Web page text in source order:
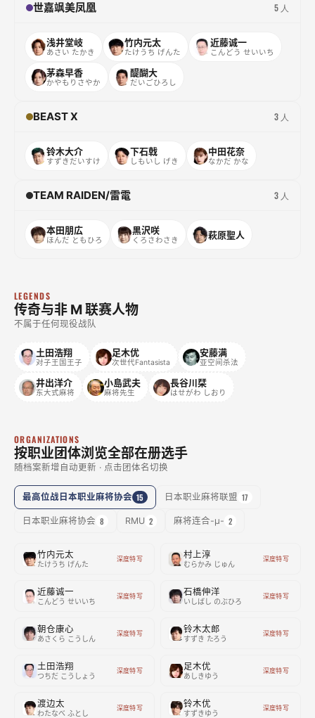
世嘉飒美凤凰 5 人
浅井堂岐
あさい たかき
竹内元太
たけうち げんた
近藤诚一
こんどう せいいち
茅森早香
かやもりさやか
醍醐大
だいごひろし
BEAST X 3 人
铃木大介
すずきだいすけ
下石戟
しもいし げき
中田花奈
なかだ かな
TEAM RAIDEN/雷電 3 人
本田朋広
ほんだ ともひろ
黒沢咲
くろさわさき 萩原聖人
LEGENDS
传奇与非 M 联赛人物
不属于任何现役战队
土田浩翔
对子王国王子
足木优
次世代Fantasista
安藤满
亚空间杀法
井出洋介
东大式麻将
小島武夫
麻将先生
長谷川栞
はせがわ しおり
ORGANIZATIONS
按职业团体浏览全部在册选手
随档案新增自动更新 · 点击团体名切换
最高位战日本职业麻将协会 15 日本职业麻将联盟 17
日本职业麻将协会 8 RMU 2 麻将连合-μ- 2
竹内元太
たけうち げんた
深度特写 村上淳
むらかみ じゅん
深度特写
近藤诚一
こんどう せいいち
深度特写 石橋伸洋
いしばし のぶひろ
深度特写
朝仓康心
あさくら こうしん
深度特写 铃木太郎
すずき たろう
深度特写
土田浩翔
つちだ こうしょう
深度特写 足木优
あしきゆう
深度特写
渡边太
わたなべ ふとし
深度特写 铃木优
すずきゆう
深度特写